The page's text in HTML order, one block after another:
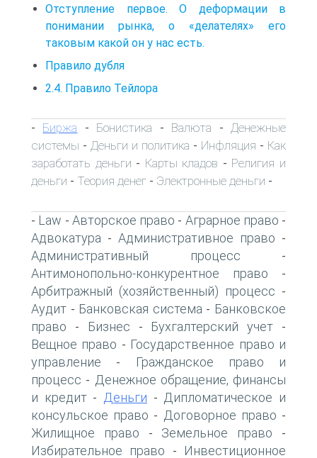
Отступление первое. О деформации в
понимании рынка, о «делателях» его
таковым какой он у нас есть.
Правило дубля
2.4. Правило Тейлора
- Биржа - Бонистика - Валюта - Денежные
системы - Деньги и политика - Инфляция - Как
заработать деньги - Карты кладов - Религия и
деньги - Теория денег - Электронные деньги -
- Law - Авторское право - Аграрное право -
Адвокатура - Административное право -
Административный процесс -
Антимонопольно-конкурентное право -
Арбитражный (хозяйственный) процесс -
Аудит - Банковская система - Банковское
право - Бизнес - Бухгалтерский учет -
Вещное право - Государственное право и
управление -
Гражданское право и
процесс - Денежное обращение, финансы
и кредит- Деньги - Дипломатическое и
консульское право - Договорное право -
Жилищное право - Земельное право -
Избирательное право -
Инвестиционное